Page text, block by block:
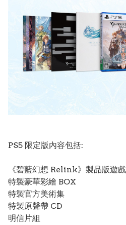
PS5 限定版內容包括:
《碧藍幻想 Relink》製品版遊戲
特製豪華彩繪 BOX
特製官方美術集
特製原聲帶 CD
明信片組